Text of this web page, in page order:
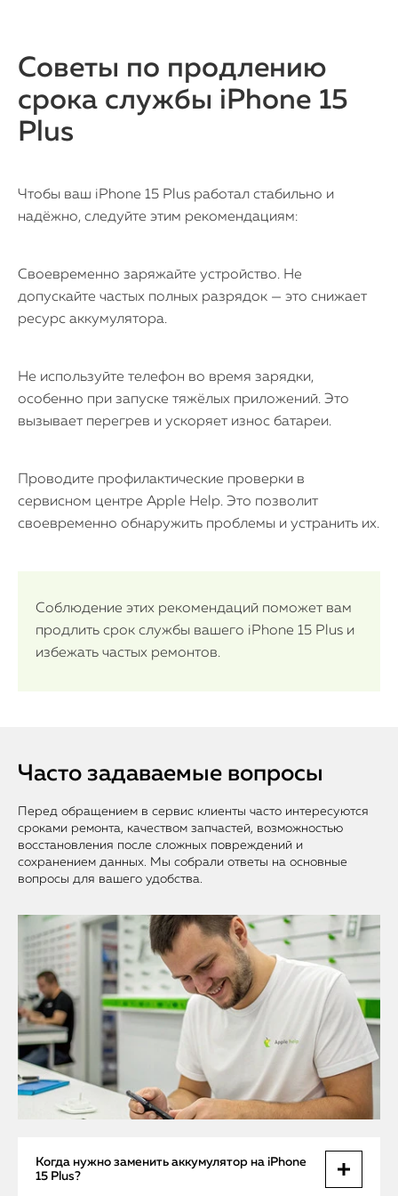
Советы по продлению
срока службы iPhone 15
Plus
Чтобы ваш iPhone 15 Plus работал стабильно и
надёжно, следуйте этим рекомендациям:
Своевременно заряжайте устройство. Не
допускайте частых полных разрядок — это снижает
ресурс аккумулятора.
Не используйте телефон во время зарядки,
особенно при запуске тяжёлых приложений. Это
вызывает перегрев и ускоряет износ батареи.
Проводите профилактические проверки в
сервисном центре Apple Help. Это позволит
своевременно обнаружить проблемы и устранить их.
Соблюдение этих рекомендаций поможет вам
продлить срок службы вашего iPhone 15 Plus и
избежать частых ремонтов.
Часто задаваемые вопросы
Перед обращением в сервис клиенты часто интересуются
сроками ремонта, качеством запчастей, возможностью
восстановления после сложных повреждений и
сохранением данных. Мы собрали ответы на основные
вопросы для вашего удобства.
Когда нужно заменить аккумулятор на iPhone
15 Plus?